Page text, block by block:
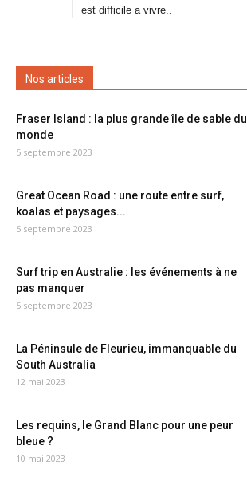
est difficile a vivre..
Nos articles
Fraser Island : la plus grande île de sable du
monde
5 septembre 2023
Great Ocean Road : une route entre surf,
koalas et paysages...
5 septembre 2023
Surf trip en Australie : les événements à ne
pas manquer
5 septembre 2023
La Péninsule de Fleurieu, immanquable du
South Australia
12 mai 2023
Les requins, le Grand Blanc pour une peur
bleue ?
10 mai 2023